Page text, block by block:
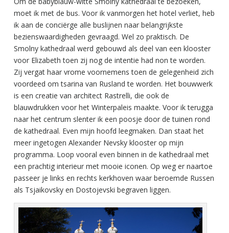
moet ik met de bus. Voor ik vanmorgen het hotel verliet, heb
ik aan de conciërge alle buslijnen naar belangrijkste
bezienswaardigheden gevraagd. Wel zo praktisch. De
Smolny kathedraal werd gebouwd als deel van een klooster
voor Elizabeth toen zij nog de intentie had non te worden.
Zij vergat haar vrome voornemens toen de gelegenheid zich
voordeed om tsarina van Rusland te worden. Het bouwwerk
is een creatie van architect Rastrelli, die ook de
blauwdrukken voor het Winterpaleis maakte. Voor ik terugga
naar het centrum slenter ik een poosje door de tuinen rond
de kathedraal. Even mijn hoofd leegmaken. Dan staat het
meer ingetogen Alexander Nevsky klooster op mijn
programma. Loop vooral even binnen in de kathedraal met
een prachtig interieur met mooie iconen. Op weg er naartoe
passeer je links en rechts kerkhoven waar beroemde Russen
als Tsjaikovsky en Dostojevski begraven liggen.